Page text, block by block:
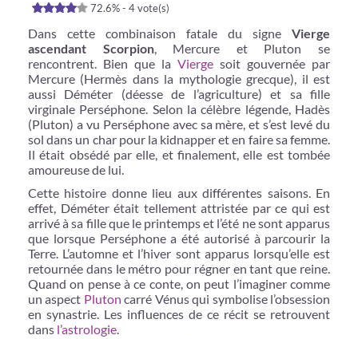
72.6% - 4 vote(s)
Dans cette combinaison fatale du signe Vierge
ascendant Scorpion, Mercure et Pluton se
rencontrent. Bien que la Vierge soit gouvernée par
Mercure (Hermès dans la mythologie grecque), il est
aussi Déméter (déesse de l’agriculture) et sa fille
virginale Perséphone. Selon la célèbre légende, Hadès
(Pluton) a vu Perséphone avec sa mère, et s’est levé du
sol dans un char pour la kidnapper et en faire sa femme.
Il était obsédé par elle, et finalement, elle est tombée
amoureuse de lui.
Cette histoire donne lieu aux différentes saisons. En
effet, Déméter était tellement attristée par ce qui est
arrivé à sa fille que le printemps et l’été ne sont apparus
que lorsque Perséphone a été autorisé à parcourir la
Terre. L’automne et l’hiver sont apparus lorsqu’elle est
retournée dans le métro pour régner en tant que reine.
Quand on pense à ce conte, on peut l’imaginer comme
un aspect Pluton carré Vénus qui symbolise l’obsession
en synastrie. Les influences de ce récit se retrouvent
dans l’astrologie.